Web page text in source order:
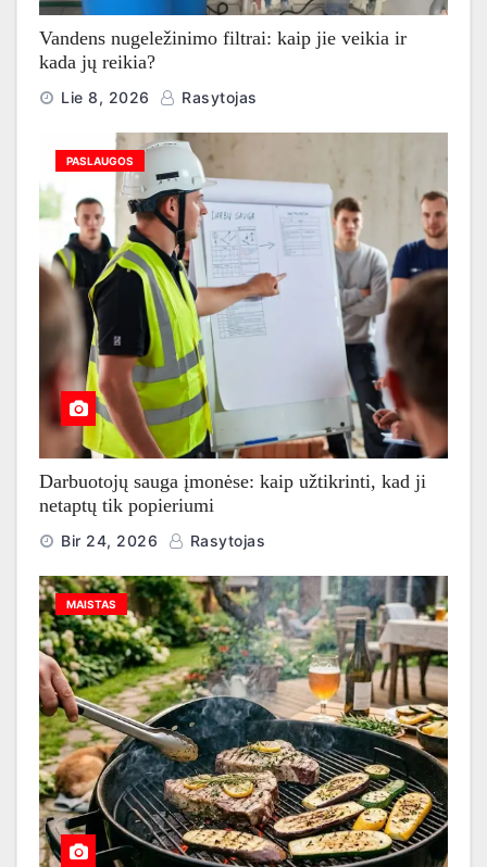
Vandens nugeležinimo filtrai: kaip jie veikia ir
kada jų reikia?
Lie 8, 2026 Rasytojas
PASLAUGOS
Darbuotojų sauga įmonėse: kaip užtikrinti, kad ji
netaptų tik popieriumi
Bir 24, 2026 Rasytojas
MAISTAS